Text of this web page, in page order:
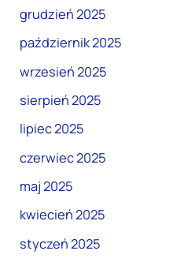
grudzień 2025
październik 2025
wrzesień 2025
sierpień 2025
lipiec 2025
czerwiec 2025
maj 2025
kwiecień 2025
styczeń 2025